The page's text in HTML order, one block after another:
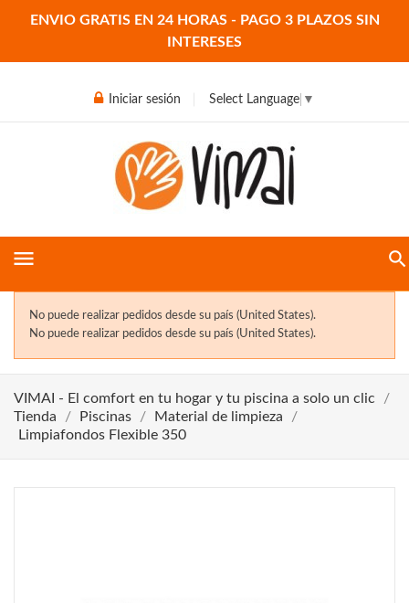
ENVIO GRATIS EN 24 HORAS - PAGO 3 PLAZOS SIN
INTERESES
Iniciar sesión Select Language ▼
menu
No puede realizar pedidos desde su país (United States).
No puede realizar pedidos desde su país (United States).
VIMAI - El comfort en tu hogar y tu piscina a solo un clic
Tienda
Piscinas
Material de limpieza
Limpiafondos Flexible 350